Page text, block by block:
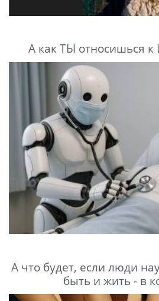
А как ТЫ относишься
А что будет, если люди
быть и жить - в